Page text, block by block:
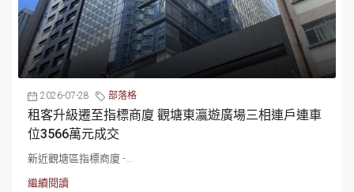
2026-07-28 部落格
租客升級遷至指標商廈 觀塘東瀛遊廣場三相連戶連車
位3566萬元成交
新近觀塘區指標商廈 -...
繼續閱讀